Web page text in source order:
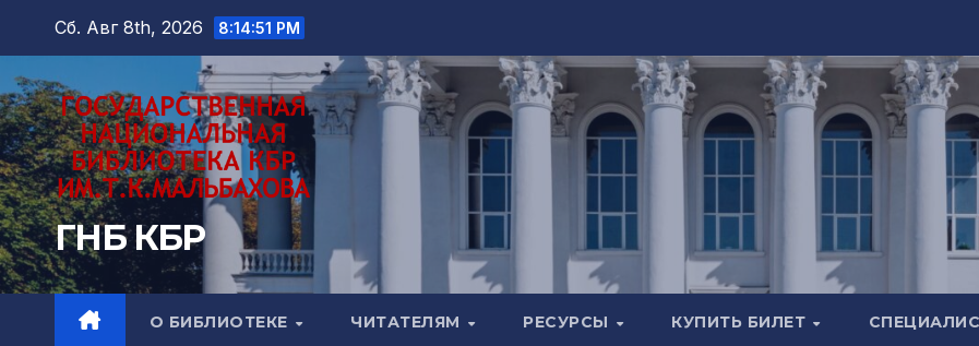
Перейти
содержимому
Сб. Авг 8th, 2026 8:14:53 PM
ГНБ КБР
О БИБЛИОТЕКЕ ЧИТАТЕЛЯМ РЕСУРСЫ КУПИТЬ БИЛЕТ